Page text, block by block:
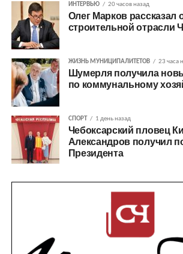
ИНТЕРВЬЮ 20 часов назад
Олег Марков рассказал
строительной отрасли
ЖИЗНЬ МУНИЦИПАЛИТЕТОВ 23 часа
Шумерля получила
по коммунальному
СПОРТ 1 день назад
Чебоксарский пловец
Александров получил
Президента